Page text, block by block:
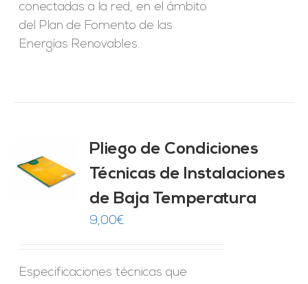
conectadas a la red, en el ámbito
del Plan de Fomento de las
Energías Renovables.
Pliego de Condiciones
Técnicas de Instalaciones
de Baja Temperatura
9,00€
Especificaciones técnicas que